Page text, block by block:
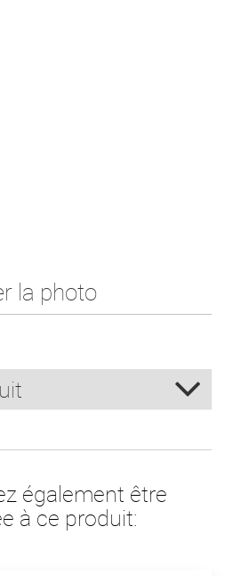
la photo
également être
à ce produit: